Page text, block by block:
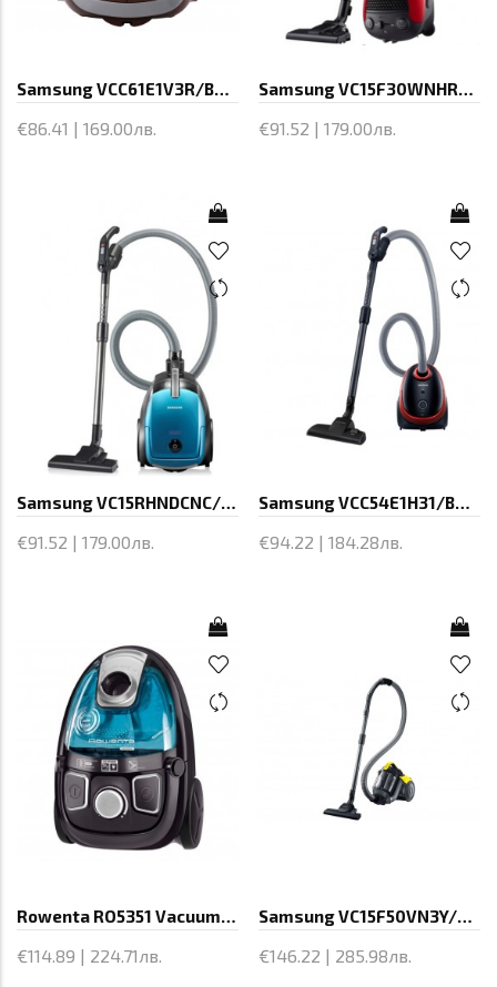
Samsung VCC61E1V3R/BOL, Vacuum Cleaner,
€86.41 | 169.00лв.
Samsung VC15F30WNHR/GE, Vacuum Cleaner,
€91.52 | 179.00лв.
Samsung VC15RHNDCNC/OL , Vacuum
€91.52 | 179.00лв.
Samsung VCC54E1H31/BOL, Vacuum Cleaner,
€94.22 | 184.28лв.
Rowenta RO5351 Vacuum Cleaner, 950W,
€114.89 | 224.71лв.
Samsung VC15F50VN3Y/GE, Vacuum Cleaner,
€146.22 | 285.98лв.